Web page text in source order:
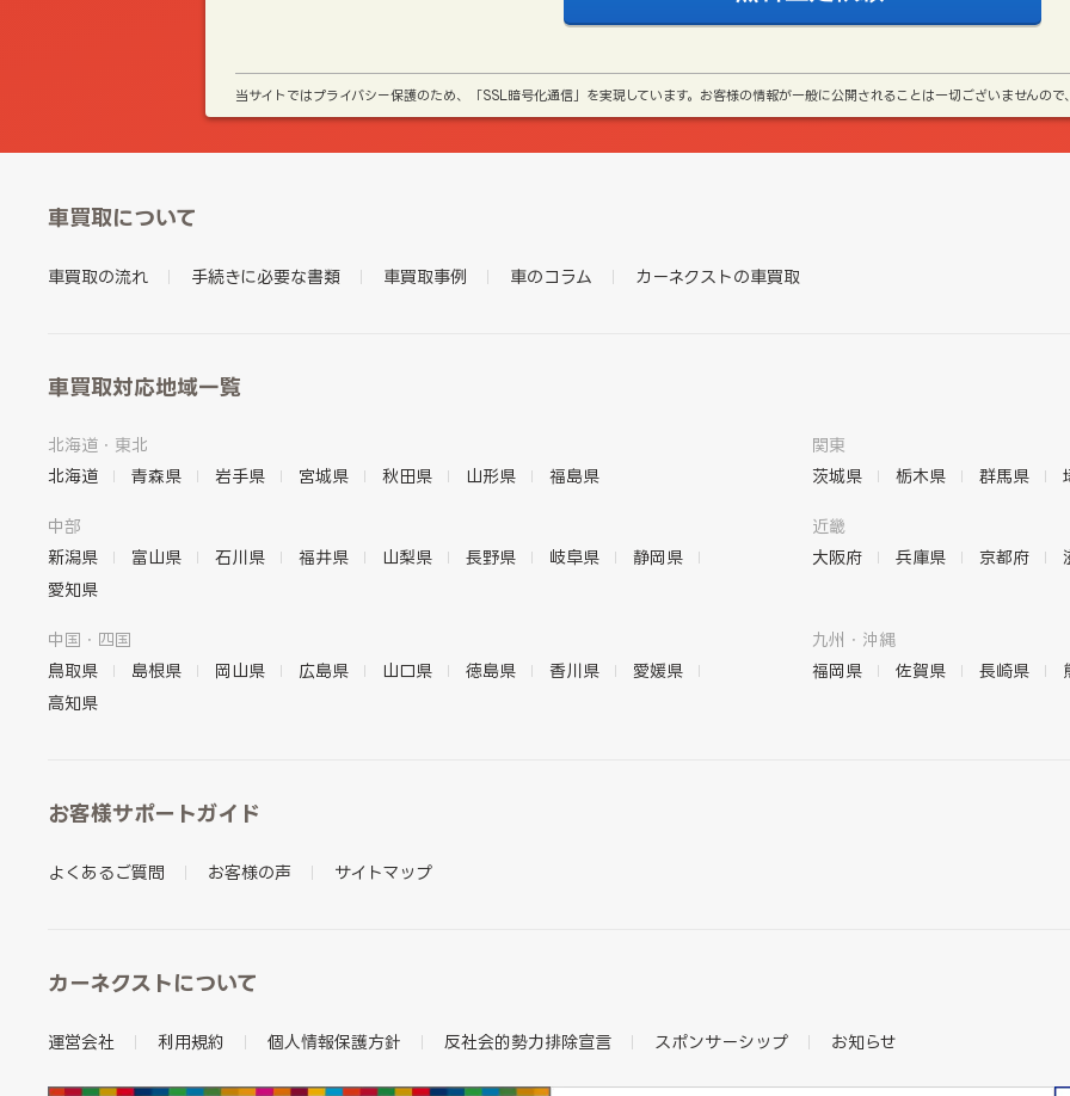
当サイトではプライバシー保護のため、「SSL暗号化通信」を実現しています。お客様の情報が一般に公開されることは一切ございませんの
車買取について
車買取の流れ 手続きに必要な書類 車買取事例 車のコラム カーネクストの車買取
車買取対応地域一覧
北海道・東北
北海道
青森県 岩手県 宮城県 秋田県 山形県 福島県
関東
茨城県
栃木県 群馬県
中部
新潟県
富山県 石川県 福井県 山梨県 長野県 岐阜県
静岡県
愛知県
近畿
大阪府
兵庫県 京都府
中国・四国
鳥取県
島根県 岡山県 広島県 山口県 徳島県 香川県
愛媛県
高知県
九州・沖縄
福岡県
佐賀県 長崎県
お客様サポートガイド
よくあるご質問 お客様の声 サイトマップ
カーネクストについて
運営会社 利用規約 個人情報保護方針 反社会的勢力排除宣言 スポンサーシップ お知らせ